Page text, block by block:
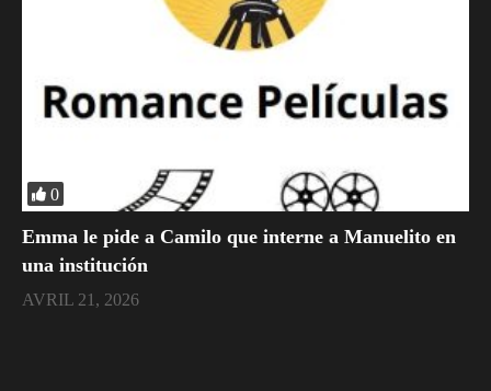
0
Emma le pide a Camilo que interne a Manuelito en
una institución
AVRIL 21, 2026